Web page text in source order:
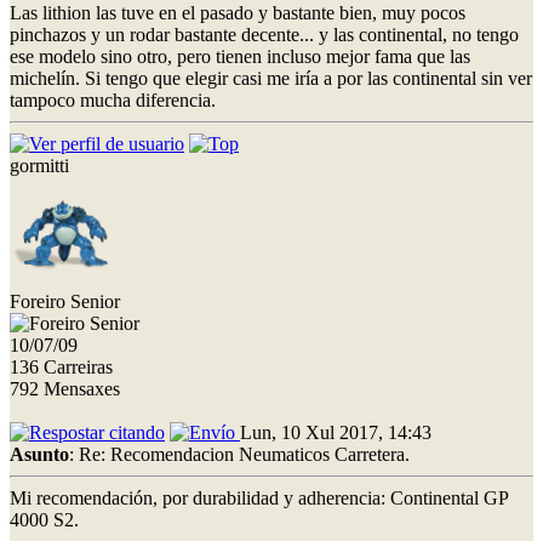
Las lithion las tuve en el pasado y bastante bien, muy pocos
pinchazos y un rodar bastante decente... y las continental, no tengo
ese modelo sino otro, pero tienen incluso mejor fama que las
michelín. Si tengo que elegir casi me iría a por las continental sin ver
tampoco mucha diferencia.
gormitti
Foreiro Senior
10/07/09
136 Carreiras
792 Mensaxes
Lun, 10 Xul 2017, 14:43
Asunto: Re: Recomendacion Neumaticos Carretera.
Mi recomendación, por durabilidad y adherencia: Continental GP
4000 S2.